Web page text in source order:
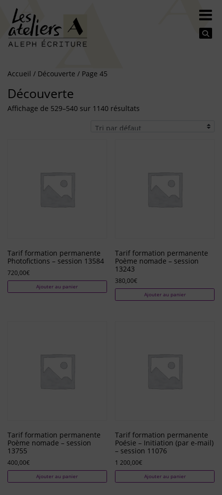
Accueil / Découverte / Page 45
Découverte
Affichage de 529–540 sur 1140 résultats
Tarif formation permanente
Photofictions – session 13584
720,00€
Ajouter au panier
Tarif formation permanente
Poème nomade – session
13243
380,00€
Ajouter au panier
Tarif formation permanente
Poème nomade – session
13755
400,00€
Ajouter au panier
Tarif formation permanente
Poésie – Initiation (par e-mail)
– session 11076
1 200,00€
Ajouter au panier